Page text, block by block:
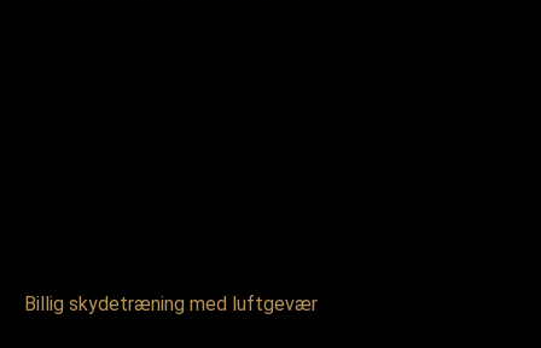
Billig skydetræning med luftgevær